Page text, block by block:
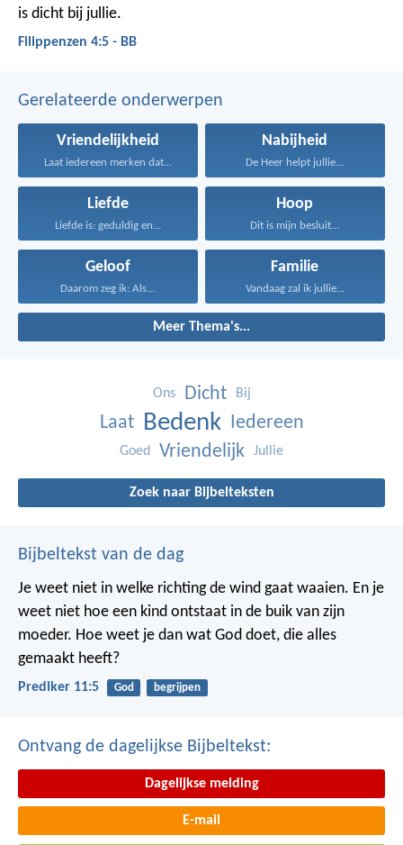
is dicht bij jullie.
Filippenzen 4:5 - BB
Gerelateerde onderwerpen
Vriendelijkheid
Laat iedereen merken dat...
Nabijheid
De Heer helpt jullie...
Liefde
Liefde is: geduldig en...
Hoop
Dit is mijn besluit...
Geloof
Daarom zeg ik: Als...
Familie
Vandaag zal ik jullie...
Meer Thema's...
Ons Dicht Bij
Laat Bedenk Iedereen
Goed Vriendelijk Jullie
Zoek naar Bijbelteksten
Bijbeltekst van de dag
Je weet niet in welke richting de wind gaat waaien. En je
weet niet hoe een kind ontstaat in de buik van zijn
moeder. Hoe weet je dan wat God doet, die alles
gemaakt heeft?
Prediker 11:5 God begrijpen
Ontvang de dagelijkse Bijbeltekst:
Dagelijkse melding
E-mail